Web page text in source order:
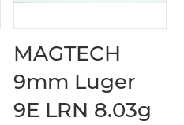
MAGTECH
9mm Luger
9E LRN 8.03g